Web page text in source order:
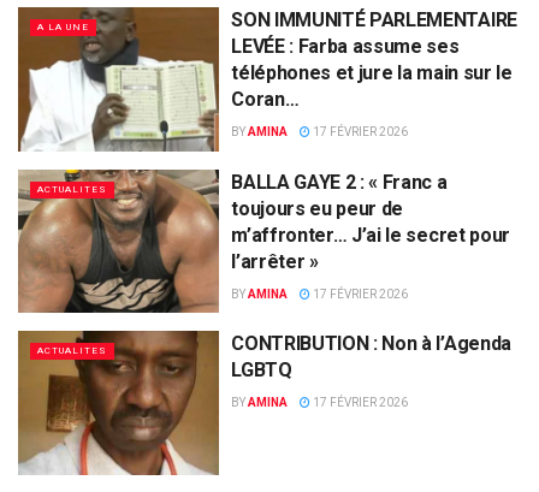
A LA UNE
SON IMMUNITÉ PARLEMENTAIRE
LEVÉE : Farba assume ses
téléphones et jure la main sur le
Coran…
BYAMINA 17 FÉVRIER 2026
ACTUALITES
BALLA GAYE 2 : « Franc a
toujours eu peur de
m’affronter… J’ai le secret pour
l’arrêter »
BYAMINA 17 FÉVRIER 2026
ACTUALITES
CONTRIBUTION : Non à l’Agenda
LGBTQ
BYAMINA 17 FÉVRIER 2026